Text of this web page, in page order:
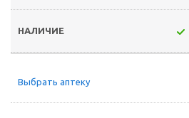
Выбрать аптеку